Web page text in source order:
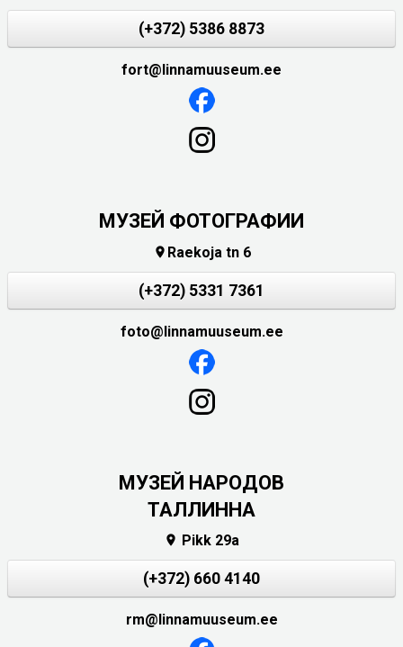
(+372) 5386 8873
fort@linnamuuseum.ee
МУЗЕЙ ФОТОГРАФИИ
 Raekoja tn 6
(+372) 5331 7361
foto@linnamuuseum.ee
MУЗЕЙ НАРОДОВ
ТАЛЛИННА
 Pikk 29a
(+372) 660 4140
rm@linnamuuseum.ee